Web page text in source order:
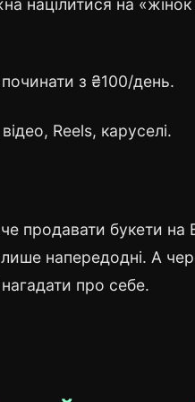
націлитися на «жінок
з ₴100/день.
Reels, каруселі.
продавати букети на
напередодні. А
про себе.